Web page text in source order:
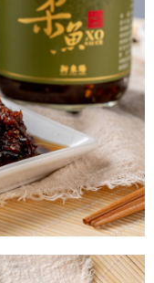
若發現惡意使用之情形，
度並採取法律行動。